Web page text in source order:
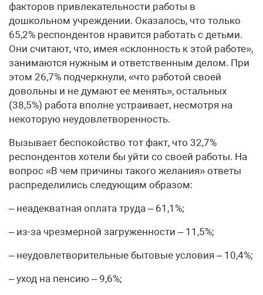
факторов привлекательности работы в
дошкольном учреждении. Оказалось, что только
65,2% респондентов нравится работать с детьми.
Они считают, что, имея «склонность к этой работе»,
занимаются нужным и ответственным делом. При
этом 26,7% подчеркнули, «что работой своей
довольны и не думают ее менять», остальных
(38,5%) работа вполне устраивает, несмотря на
некоторую неудовлетворенность.
Вызывает беспокойство тот факт, что 32,7%
респондентов хотели бы уйти со своей работы. На
вопрос «В чем причины такого желания» ответы
распределились следующим образом:
– неадекватная оплата труда – 61,1%;
– из-за чрезмерной загруженности – 11,5%;
– неудовлетворительные бытовые условия – 10,4%;
– уход на пенсию – 9,6%;